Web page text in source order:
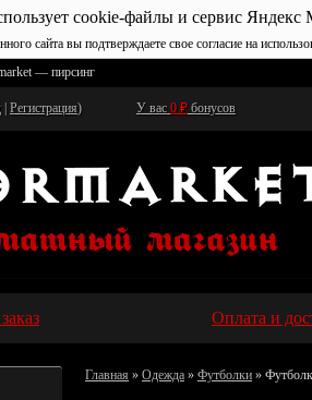
cookie-файлы и сервис Яндекс
сайта вы подтверждаете свое согласие на
— пирсинг
Регистрация) У вас 0 ₽ бонусов
Оплата и
Главная » Одежда » Футболки »